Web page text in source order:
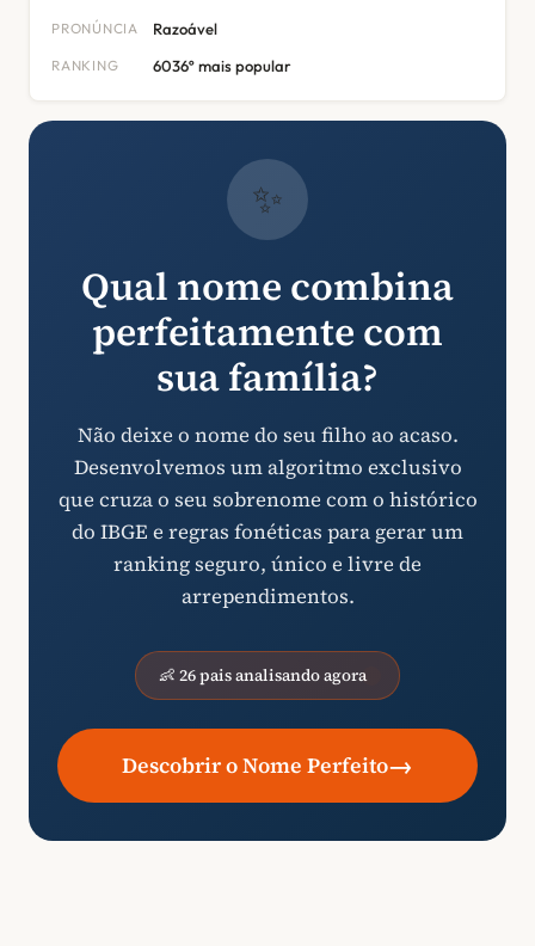
PRONÚNCIA Razoável
RANKING 6036º mais popular
✨
Qual nome combina
perfeitamente com
sua família?
Não deixe o nome do seu filho ao acaso.
Desenvolvemos um algoritmo exclusivo
que cruza o seu sobrenome com o histórico
do IBGE e regras fonéticas para gerar um
ranking seguro, único e livre de
arrependimentos.
👶 26 pais analisando agora
Descobrir o Nome Perfeito→